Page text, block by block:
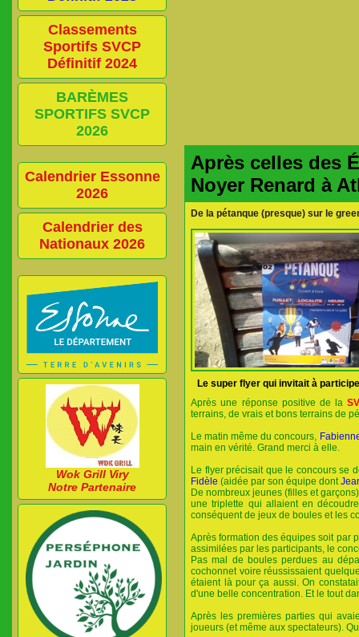
Classements
Sportifs SVCP
Définitif 2024
BARÈMES
SPORTIFS SVCP
2026
Calendrier Essonne
2026
Calendrier des
Nationaux 2026
Wok Grill Viry
Notre Partenaire
Après celles des
Noyer Renard à
De la pétanque (presque) sur le
Le super flyer qui invitait à
Après une réponse positive de la
terrains, de vrais et bons terrains de
Le matin même du concours,
main en vérité. Grand merci à elle.
Le flyer précisait que le concours se
Fidèle(aidée par son équipe dont
De nombreux jeunes (filles et
une triplette qui allaient en
conséquent de jeux de boules et les
Après formation des équipes soit par
assimilées par les participants, le
Pas mal de boules perdues au
cochonnet voire réussissaient
étaient là pour ça aussi. On
d'une belle concentration. Et le tout
Après les premières parties qui
joueurs (et même aux spectateurs).